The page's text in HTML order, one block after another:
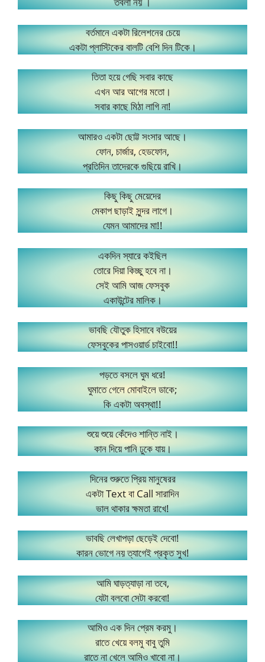
বর্তমানে একটা রিলেশনের চেয়ে
একটা প্লাস্টিকের বালটি বেশি দিন টিকে।
তিতা হয়ে গেছি সবার কাছে
এখন আর আগের মতো।
সবার কাছে মিঠা লাগি না!
আমারও একটা ছোট্ট সংসার আছে।
ফোন, চার্জার, হেডফোন,
প্রতিদিন তাদেরকে গুছিয়ে রাখি।
কিছু কিছু মেয়েদের
মেকাপ ছাড়াই সুন্দর লাগে।
যেমন আমাদের মা!!
একদিন স্যারে কইছিল
তোরে দিয়া কিচ্ছু হবে না।
সেই আমি আজ ফেসবুক
একাউন্টের মালিক।
ভাবছি যৌতুক হিসাবে বউয়ের
ফেসবুকের পাসওয়ার্ড চাইবো!!
পড়তে বসলে ঘুম ধরে!
ঘুমাতে গেলে মোবাইলে ডাকে;
কি একটা অবস্থা!!
শুয়ে শুয়ে কেঁদেও শান্তি নাই।
কান দিয়ে পানি ঢুকে যায়।
দিনের শুরুতে প্রিয় মানুষেরর
একটা Text বা Call সারাদিন
ভাল থাকার ক্ষমতা রাখে!
ভাবছি লেখাপড়া ছেড়েই দেবো!
কারন ভোগে নয় ত্যাগেই প্রকৃত সুখ!
আমি ঘাড়ত্যাড়া না তবে,
যেটা বলবো সেটা করবো!
আমিও এক দিন প্রেম করমু।
রাতে খেয়ে বলমু বাবু তুমি
রাতে না খেলে আমিও খাবো না।